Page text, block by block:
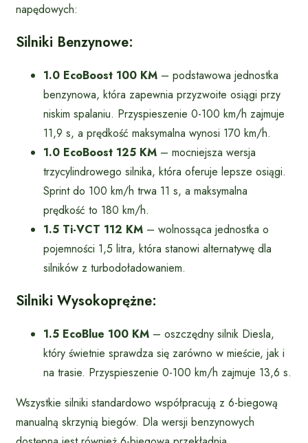
napędowych:
Silniki Benzynowe:
1.0 EcoBoost 100 KM – podstawowa jednostka
benzynowa, która zapewnia przyzwoite osiągi przy
niskim spalaniu. Przyspieszenie 0-100 km/h zajmuje
11,9 s, a prędkość maksymalna wynosi 170 km/h.
1.0 EcoBoost 125 KM – mocniejsza wersja
trzycylindrowego silnika, która oferuje lepsze osiągi.
Sprint do 100 km/h trwa 11 s, a maksymalna
prędkość to 180 km/h.
1.5 Ti-VCT 112 KM – wolnossąca jednostka o
pojemności 1,5 litra, która stanowi alternatywę dla
silników z turbodoładowaniem.
Silniki Wysokoprężne:
1.5 EcoBlue 100 KM – oszczędny silnik Diesla,
który świetnie sprawdza się zarówno w mieście, jak i
na trasie. Przyspieszenie 0-100 km/h zajmuje 13,6 s.
Wszystkie silniki standardowo współpracują z 6-biegową
manualną skrzynią biegów. Dla wersji benzynowych